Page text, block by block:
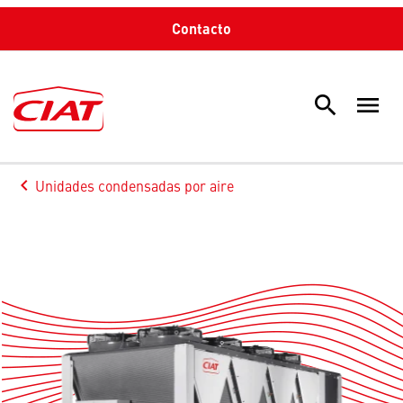
Contacto
search menu
keyboard_arrow_left
Arrow back
Unidades condensadas por aire